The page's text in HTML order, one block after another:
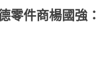
零件商楊國強